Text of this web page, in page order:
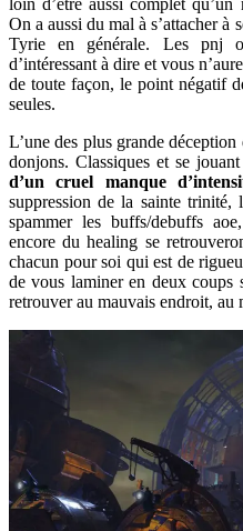
loin d’être aussi complet
On a aussi du mal à s’attacher à
Tyrie en générale. Les pnj
d’intéressant à dire et vous
de toute façon, le point négatif
seules.
L’une des plus grande
donjons. Classiques et se
d’un cruel manque
suppression de la sainte trinité,
spammer les buffs/debuffs
encore du healing se
chacun pour soi qui est de
de vous laminer en deux coups
retrouver au mauvais endroit, au